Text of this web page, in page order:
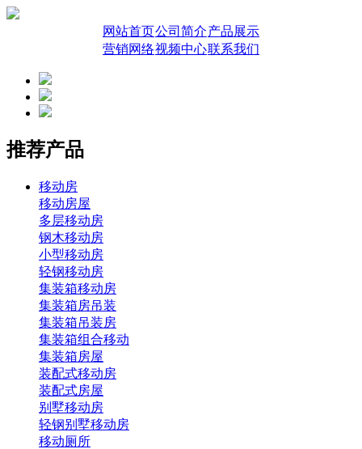
网站首页公司简介产品展示
营销网络视频中心联系我们
推荐产品
移动房
移动房屋
多层移动房
钢木移动房
小型移动房
轻钢移动房
集装箱移动房
集装箱房吊装
集装箱吊装房
集装箱组合移动
集装箱房屋
装配式移动房
装配式房屋
别墅移动房
轻钢别墅移动房
移动厕所